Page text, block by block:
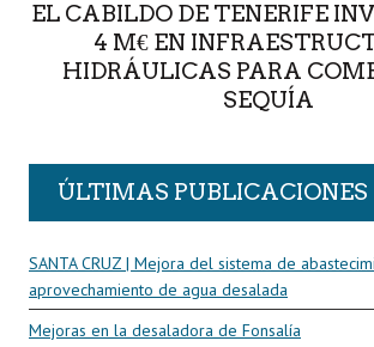
EL CABILDO DE TENERIFE
4 M€ EN
HIDRÁULICAS PARA
SEQUÍA
ÚLTIMAS PUBLICACIONES
SANTA CRUZ | Mejora del sistema de
aprovechamiento de agua desalada
Mejoras en la desaladora de Fonsalía